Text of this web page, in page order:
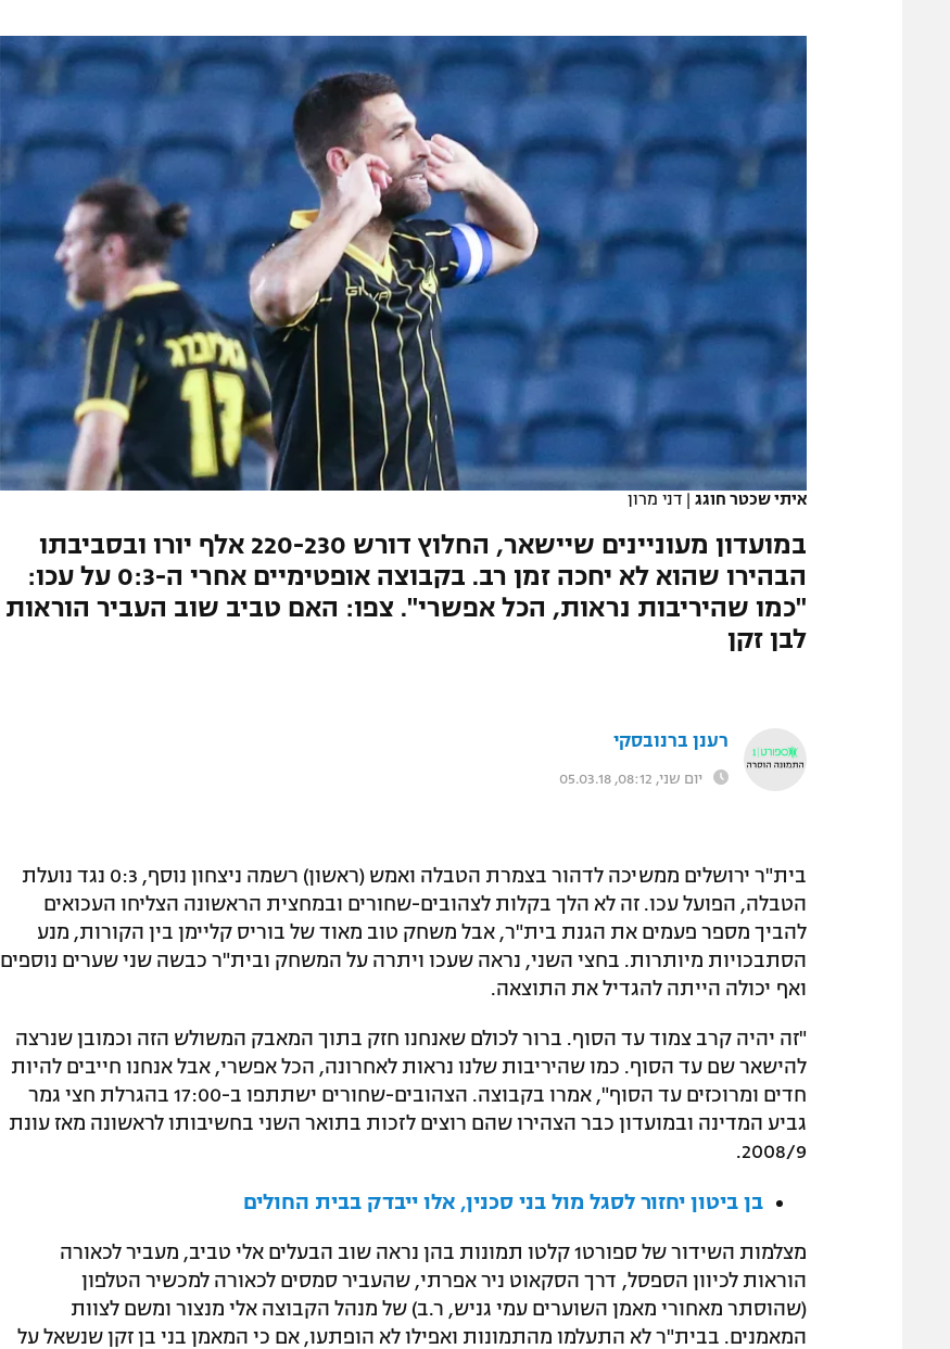
תקנון עבור פעילות אלקטרה
תקנון עבור פעילות ספורט 1 – "מרלן"
טניס
תנאי שימוש
מדיניות פרטיות
תקנון פעילות ספורט 1
רשיון להקרנה פומבית לבית עסק
לוח דרושים – ג'ובנט
תגיות
המגזין
הפועל תל אביב
הפועל חיפה
הפועל באר שבע
מכבי נתניה
בני יהודה
ליגה סינית
ליגה ברזילאית
ליגות נוספות
איתי שכטר חוגג | דני מרון
במועדון מעוניינים שיישאר, החלוץ דורש 220-230 אלף יורו ובסביבתו
הבהירו שהוא לא יחכה זמן רב. בקבוצה אופטימיים אחרי ה-0:3 על עכו:
"כמו שהיריבות נראות, הכל אפשרי". צפו: האם טביב שוב העביר הוראות
לבן זקן
רענן ברנובסקי
יום שני, 08:12, 05.03.18
בית"ר ירושלים ממשיכה לדהור בצמרת הטבלה ואמש (ראשון) רשמה ניצחון נוסף, 0:3 נגד נועלת
הטבלה, הפועל עכו. זה לא הלך בקלות לצהובים-שחורים ובמחצית הראשונה הצליחו העכואים
להביך מספר פעמים את הגנת בית"ר, אבל משחק טוב מאוד של בוריס קליימן בין הקורות, מנע
הסתבכויות מיותרות. בחצי השני, נראה שעכו ויתרה על המשחק ובית"ר כבשה שני שערים נוספים
ואף יכולה הייתה להגדיל את התוצאה.
"זה יהיה קרב צמוד עד הסוף. ברור לכולם שאנחנו חזק בתוך המאבק המשולש הזה וכמובן שנרצה
להישאר שם עד הסוף. כמו שהיריבות שלנו נראות לאחרונה, הכל אפשרי, אבל אנחנו חייבים להיות
חדים ומרוכזים עד הסוף", אמרו בקבוצה. הצהובים-שחורים ישתתפו ב-17:00 בהגרלת חצי גמר
גביע המדינה ובמועדון כבר הצהירו שהם רוצים לזכות בתואר השני בחשיבותו לראשונה מאז עונת
2008/9.
בן ביטון יחזור לסגל מול בני סכנין, אלו ייבדק בבית החולים
מצלמות השידור של ספורט1 קלטו תמונות בהן נראה שוב הבעלים אלי טביב, מעביר לכאורה
הוראות לכיוון הספסל, דרך הסקאוט ניר אפרתי, שהעביר סמסים לכאורה למכשיר הטלפון
(שהוסתר מאחורי מאמן השוערים עמי גניש, ר.ב) של מנהל הקבוצה אלי מנצור ומשם לצוות
המאמנים. בבית"ר לא התעלמו מהתמונות ואפילו לא הופתעו, אם כי המאמן בני בן זקן שנשאל על